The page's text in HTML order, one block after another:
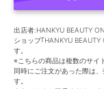
出店者:HANKYU BEAUTY
ショップ｢HANKYU
す。
※こちらの商品は複数のサイ
同時にご注文があった際は
す。